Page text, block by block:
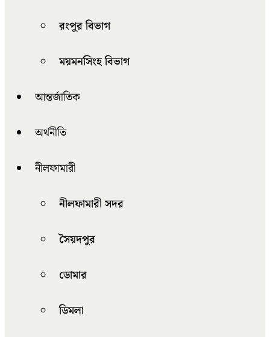
রংপুর বিভাগ
ময়মনসিংহ বিভাগ
আন্তর্জাতিক
অর্থনীতি
নীলফামারী
নীলফামারী সদর
সৈয়দপুর
ডোমার
ডিমলা